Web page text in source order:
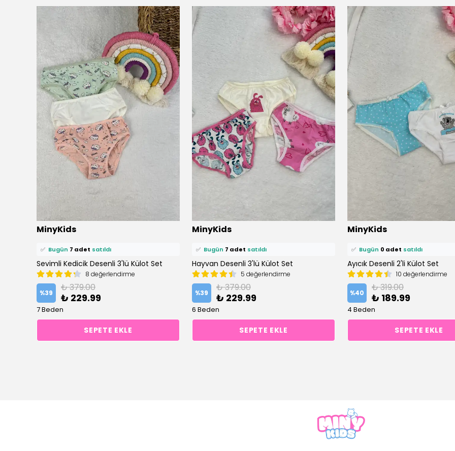
MinyKids
⭐️ Bu ürünü16 kişifavoriledi!
13 kişi
✅ Bugün 7 adet satıldı
Sevimli Kedicik Desenli 3'lü Külot Set
8 değerlendirme
%39 ₺ 379.00
₺ 229.99
7 Beden
SEPETE EKLE
MinyKids
⭐️ Bu ürünü22 kişifavoriledi!
13 kişi
✅ Bugün 7 adet satıldı
Hayvan Desenli 3'lü Külot Set
5 değerlendirme
%39 ₺ 379.00
₺ 229.99
6 Beden
SEPETE EKLE
MinyKids
⭐️ Bu ürünü10 kişifavoriledi!
3 kişi
✅ Bugün 0 adet satıldı
Ayıcık Desenli 2'li Külot Set
10 değerlendirme
%40 ₺ 319.00
₺ 189.99
4 Beden
SEPETE EKLE